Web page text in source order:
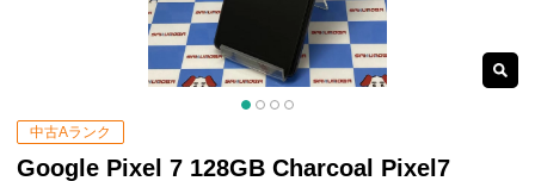
中古Aランク
Google Pixel 7 128GB Charcoal Pixel7